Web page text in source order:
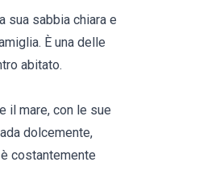
sua sabbia chiara e
È una delle
abitato.
il mare, con le sue
dolcemente,
costantemente